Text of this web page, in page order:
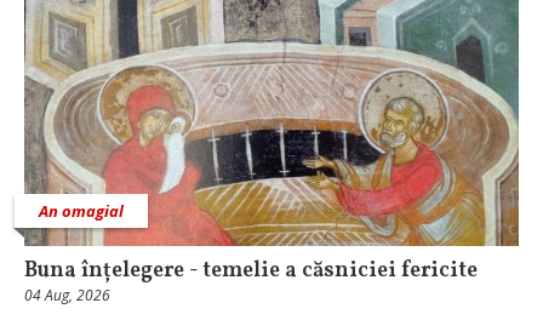
An omagial
Buna înțelegere - temelie a căsniciei fericite
04 Aug, 2026